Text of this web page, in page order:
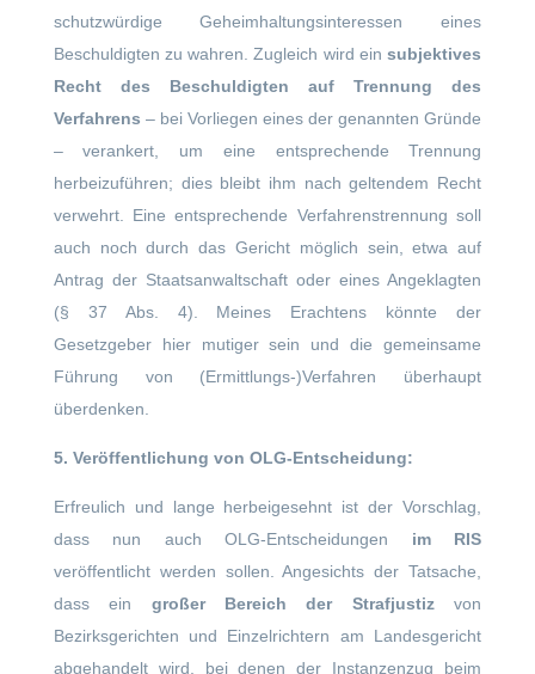
schutzwürdige Geheimhaltungsinteressen eines
Beschuldigten zu wahren. Zugleich wird einsubjektives
Recht des Beschuldigten auf Trennung des
Verfahrens – bei Vorliegen eines der genannten Gründe
– verankert, um eine entsprechende Trennung
herbeizuführen; dies bleibt ihm nach geltendem Recht
verwehrt. Eine entsprechende Verfahrenstrennung soll
auch noch durch das Gericht möglich sein, etwa auf
Antrag der Staatsanwaltschaft oder eines Angeklagten
(§ 37 Abs. 4). Meines Erachtens könnte der
Gesetzgeber hier mutiger sein und die gemeinsame
Führung von (Ermittlungs-)Verfahren überhaupt
überdenken.
5. Veröffentlichung von OLG-Entscheidung:
Erfreulich und lange herbeigesehnt ist der Vorschlag,
dass nun auch OLG-Entscheidungen im RIS
veröffentlicht werden sollen. Angesichts der Tatsache,
dass ein großer Bereich der Strafjustizvon
Bezirksgerichten und Einzelrichtern am Landesgericht
abgehandelt wird, bei denen der Instanzenzug beim